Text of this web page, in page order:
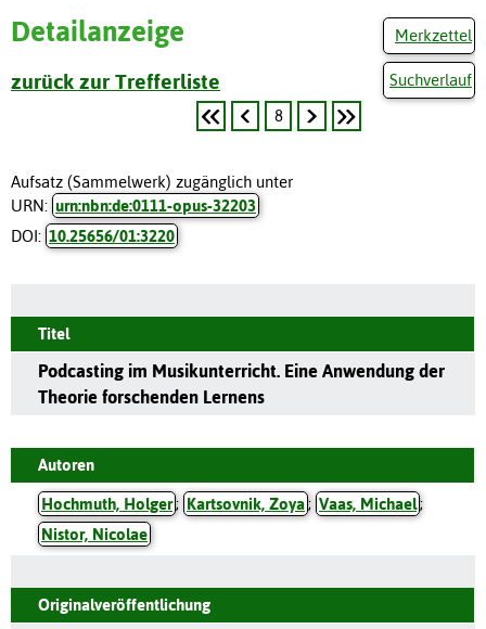
Merkzettel
Suchverlauf
Detailanzeige
zurück zur Trefferliste
8
Aufsatz (Sammelwerk) zugänglich unter
URN: urn:nbn:de:0111-opus-32203
DOI: 10.25656/01:3220
Titel
Podcasting im Musikunterricht. Eine Anwendung der
Theorie forschenden Lernens
Autoren
Hochmuth, Holger; Kartsovnik, Zoya; Vaas, Michael;
Nistor, Nicolae
Originalveröffentlichung